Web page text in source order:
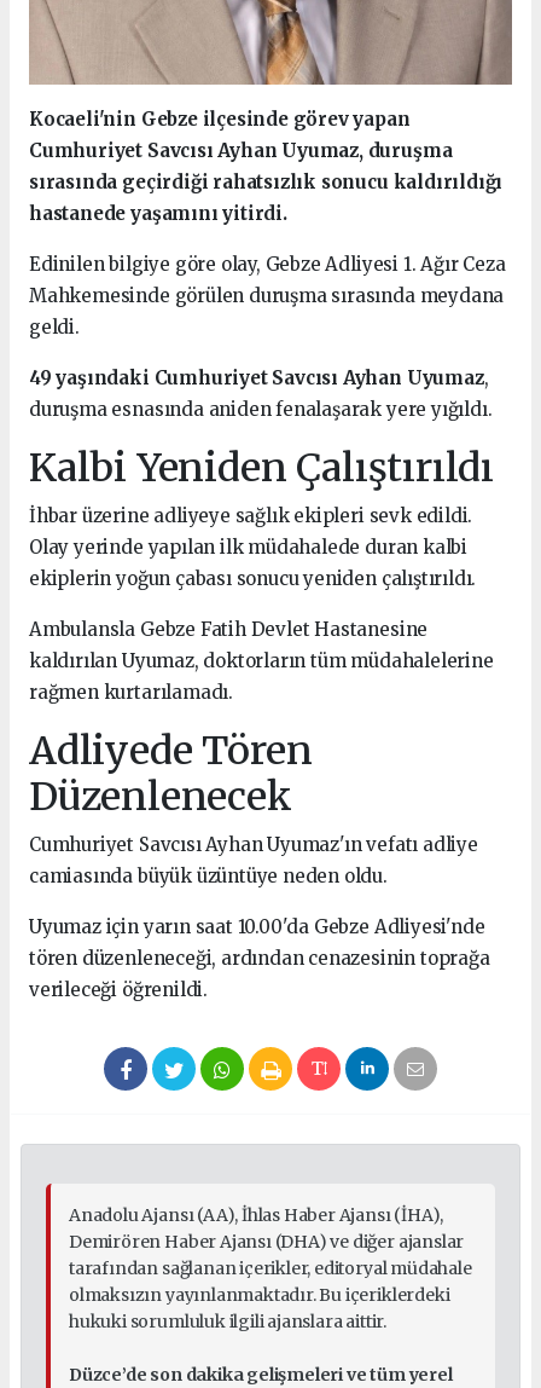
Kocaeli'nin Gebze ilçesinde görev yapan
Cumhuriyet Savcısı Ayhan Uyumaz, duruşma
sırasında geçirdiği rahatsızlık sonucu kaldırıldığı
hastanede yaşamını yitirdi.
Edinilen bilgiye göre olay, Gebze Adliyesi 1. Ağır Ceza
Mahkemesinde görülen duruşma sırasında meydana
geldi.
49 yaşındaki Cumhuriyet Savcısı Ayhan Uyumaz,
duruşma esnasında aniden fenalaşarak yere yığıldı.
Kalbi Yeniden Çalıştırıldı
İhbar üzerine adliyeye sağlık ekipleri sevk edildi.
Olay yerinde yapılan ilk müdahalede duran kalbi
ekiplerin yoğun çabası sonucu yeniden çalıştırıldı.
Ambulansla Gebze Fatih Devlet Hastanesine
kaldırılan Uyumaz, doktorların tüm müdahalelerine
rağmen kurtarılamadı.
Adliyede Tören
Düzenlenecek
Cumhuriyet Savcısı Ayhan Uyumaz'ın vefatı adliye
camiasında büyük üzüntüye neden oldu.
Uyumaz için yarın saat 10.00'da Gebze Adliyesi'nde
tören düzenleneceği, ardından cenazesinin toprağa
verileceği öğrenildi.
Anadolu Ajansı (AA), İhlas Haber Ajansı (İHA),
Demirören Haber Ajansı (DHA) ve diğer ajanslar
tarafından sağlanan içerikler, editoryal müdahale
olmaksızın yayınlanmaktadır. Bu içeriklerdeki
hukuki sorumluluk ilgili ajanslara aittir.
Düzce’de son dakika gelişmeleri ve tüm yerel